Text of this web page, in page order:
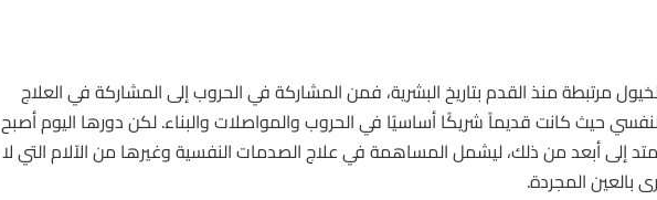
مرتبطة منذ القدم بتاريخ البشرية، فمن المشاركة في الحروب إلى المشاركة في العلاج
حيث كانت قديماً شريكًا أساسيًا في الحروب والمواصلات والبناء. لكن دورها اليوم أصبح
إلى أبعد من ذلك، ليشمل المساهمة في علاج الصدمات النفسية وغيرها من الآلام التي لا
بالعين المجردة.